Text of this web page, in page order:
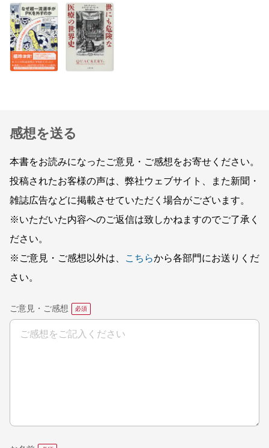
感想を送る
本書をお読みになったご意見・ご感想をお寄せください。
投稿されたお客様の声は、弊社ウェブサイト、また新聞・
雑誌広告などに掲載させていただく場合がございます。
※いただいた内容へのご返信は致しかねますのでご了承く
ださい。
※ご意見・ご感想以外は、
こちらから各部門にお送りくだ
さい。
ご意見・ご感想